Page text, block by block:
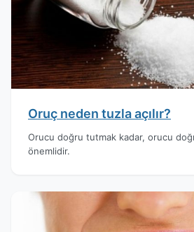
Oruç neden tuzla açılır?
Orucu doğru tutmak kadar, orucu
önemlidir.